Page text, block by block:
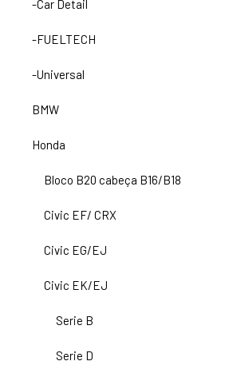
-Car Detail
-FUELTECH
-Universal
BMW
Honda
Bloco B20 cabeça B16/B18
Civic EF/ CRX
Civic EG/EJ
Civic EK/EJ
Serie B
Serie D